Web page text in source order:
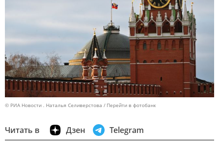
© РИА Новости . Наталья Селиверстова Перейти в фотобанк
Читать в Дзен Telegram